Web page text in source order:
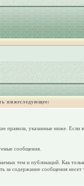
нижеследующее:
правила, указанные ниже.
сообщения.
тем и публикаций. Как
за содержание сообщения несет